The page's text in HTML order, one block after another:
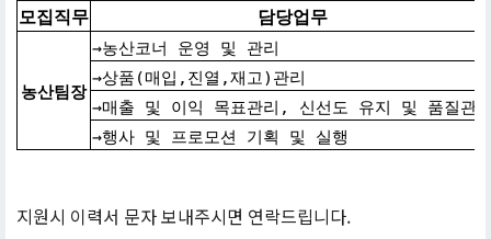
모집직무 담당업무
농산팀장
→농산코너 운영 및 관리
→상품(매입,진열,재고)관리
→매출 및 이익 목표관리, 신선도 유지 및 품질관
→행사 및 프로모션 기획 및 실행
지원시 이력서 문자 보내주시면 연락드립니다.